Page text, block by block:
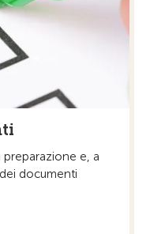
e, a
documenti